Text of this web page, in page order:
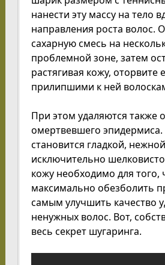
нанести эту массу на тело
направления роста волос.
сахарную смесь на
проблемной зоне, затем
растягивая кожу, оторвите
прилипшими к ней
При этом удаляются также
омертвевшего
становится гладкой,
исключительно
кожу необходимо для того,
максимально обезболить
самым улучшить качество
ненужных волос. Вот,
весь секрет шугаринга.